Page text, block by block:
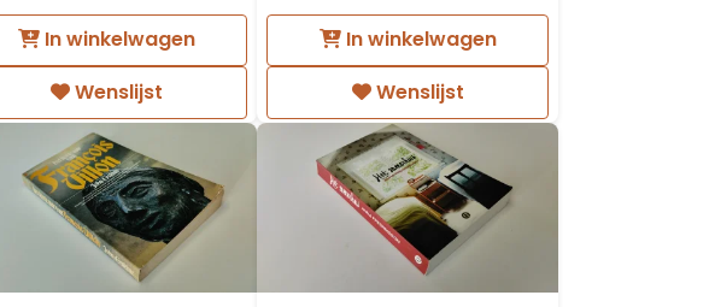
In winkelwagen
Wenslijst
In winkelwagen
Wenslijst